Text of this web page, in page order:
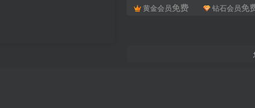
黄金会员免费 钻石会员免